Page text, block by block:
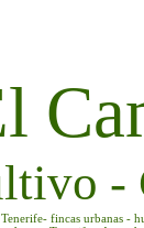
-
fincas urbanas -